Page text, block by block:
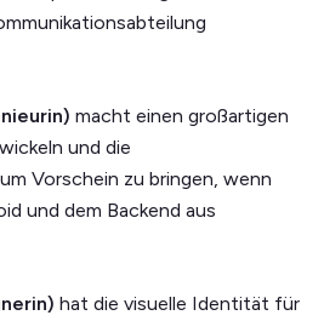
macht einen großartigen
und die
Vorschein zu bringen, wenn
und dem Backend aus
hat die visuelle Identität für